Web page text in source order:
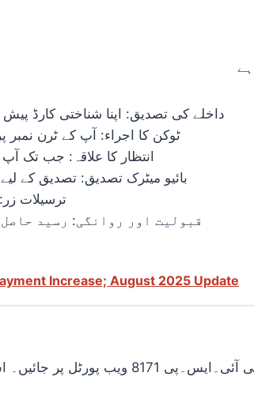
داخلے کی تصدیق: اپنا شناختی کارڈ پیش کریں اور 8171 پر ایس
ٹوکن کا اجراء: آپ کے ٹرن
انتظار کا علاقہ: جب تک
بائیو میٹرک تصدیق: تصدیق کے لیے
ترسیلات
قبولیت اور روانگی: رسید
Increase; August 2025 Update
اپنی اہلیت کی تصدیق کے لیے، اگر آپ کو ایس ایم